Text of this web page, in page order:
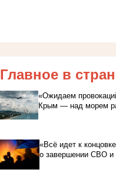
Главное в
«Ожидаем
Крым — над морем
«Всё идет к
о завершении СВО и